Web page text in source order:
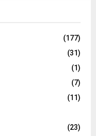
(177)
(31)
(1)
(7)
(11)
(23)